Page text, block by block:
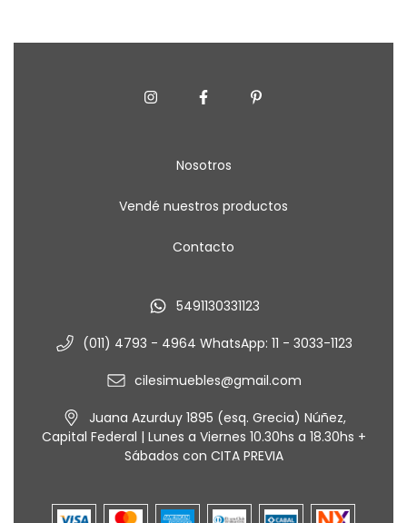
Nosotros
Vendé nuestros productos
Contacto
5491130331123
(011) 4793 - 4964 WhatsApp: 11 - 3033-1123
cilesimuebles@gmail.com
Juana Azurduy 1895 (esq. Grecia) Núñez,
Capital Federal | Lunes a Viernes 10.30hs a 18.30hs +
Sábados con CITA PREVIA